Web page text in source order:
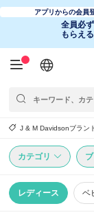
アプリからの会員
全員必ず
もらえる
日本語
English
简体中文
繁體中文
J & M Davidsonブラン
カテゴリ
レディース ベ